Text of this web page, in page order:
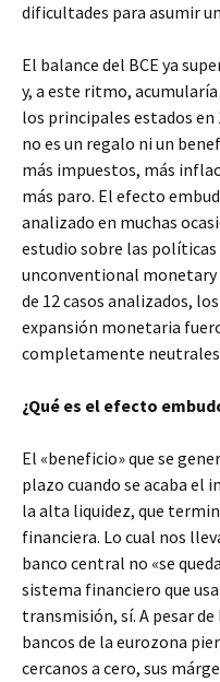
dificultades para asumir
El balance del BCE ya
y, a este ritmo, acumularía
los principales estados
no es un regalo ni un
más impuestos, más
más paro. El efecto
analizado en muchas
estudio sobre las
unconventional monetary
de 12 casos analizados,
expansión monetaria
completamente
¿Qué es el efecto
El «beneficio» que se
plazo cuando se acaba el
la alta liquidez, que
financiera. Lo cual nos
banco central no «se
sistema financiero que
transmisión, sí. A pesar
bancos de la eurozona
cercanos a cero, sus